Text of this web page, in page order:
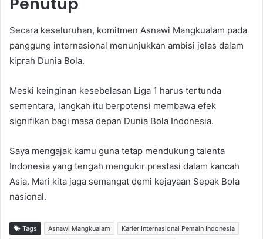
Secara keseluruhan, komitmen Asnawi Mangkualam pada
panggung internasional menunjukkan ambisi jelas dalam
kiprah Dunia Bola.
Meski keinginan kesebelasan Liga 1 harus tertunda
sementara, langkah itu berpotensi membawa efek
signifikan bagi masa depan Dunia Bola Indonesia.
Saya mengajak kamu guna tetap mendukung talenta
Indonesia yang tengah mengukir prestasi dalam kancah
Asia. Mari kita jaga semangat demi kejayaan Sepak Bola
nasional.
Tags Asnawi Mangkualam
Karier Internasional Pemain Indonesia